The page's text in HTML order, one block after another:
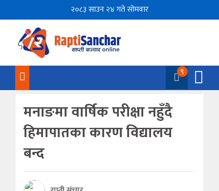
२०८३ साउन २४ गते सोमवार
९
मनाङमा वार्षिक परीक्षा नहुँदै
हिमापातका कारण विद्यालय
बन्द